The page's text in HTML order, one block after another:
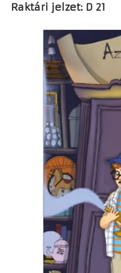
Raktári jelzet: D 21